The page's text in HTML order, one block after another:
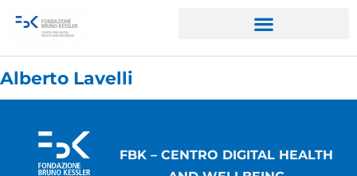
Alberto Lavelli
FBK – CENTRO DIGITAL HEALTH